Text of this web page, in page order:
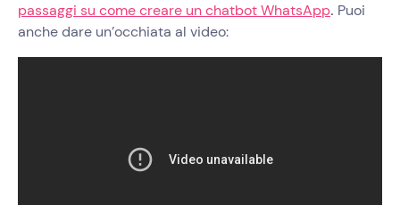
passaggi su come creare un chatbot WhatsApp. Puoi
anche dare un’occhiata al video: